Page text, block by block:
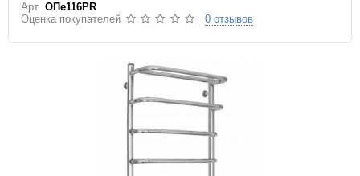
Арт. ОПе116РR
Оценка покупателей
0 отзывов